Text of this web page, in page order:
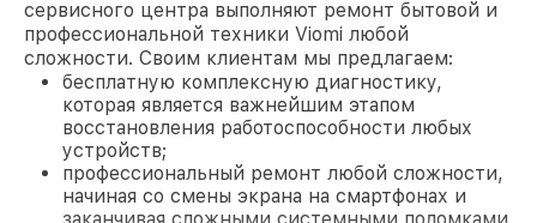
сервисного центра выполняют ремонт бытовой и
профессиональной техники Viomi любой
сложности. Своим клиентам мы предлагаем:
бесплатную комплексную диагностику,
которая является важнейшим этапом
восстановления работоспособности любых
устройств;
профессиональный ремонт любой сложности,
начиная со смены экрана на смартфонах и